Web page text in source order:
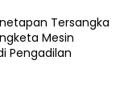
Tersangka
Mesin
Pengadilan